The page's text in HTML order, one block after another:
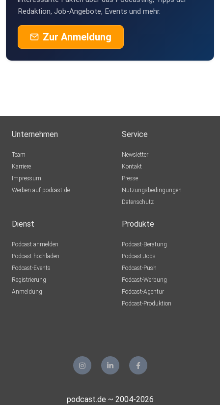
Redaktion, Job-Angebote, Events und mehr.
Zur Anmeldung
Unternehmen
Team
Karriere
Impressum
Werben auf podcast.de
Service
Newsletter
Kontakt
Presse
Nutzungsbedingungen
Datenschutz
Dienst
Podcast anmelden
Podcast hochladen
Podcast-Events
Registrierung
Anmeldung
Produkte
Podcast-Beratung
Podcast-Jobs
Podcast-Push
Podcast-Werbung
Podcast-Agentur
Podcast-Produktion
podcast.de ~ 2004-2026